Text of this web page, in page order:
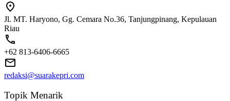
Jl. MT. Haryono, Gg. Cemara No.36, Tanjungpinang, Kepulauan
Riau
+62 813-6406-6665
redaksi@suarakepri.com
Topik Menarik